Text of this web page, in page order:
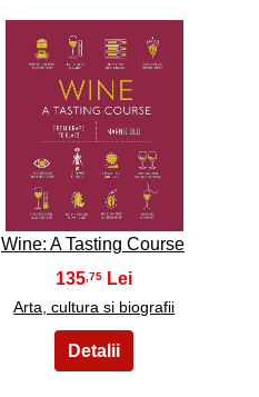
30
Wine: A Tasting Course
135 ,75
Arta, cultura si biografii